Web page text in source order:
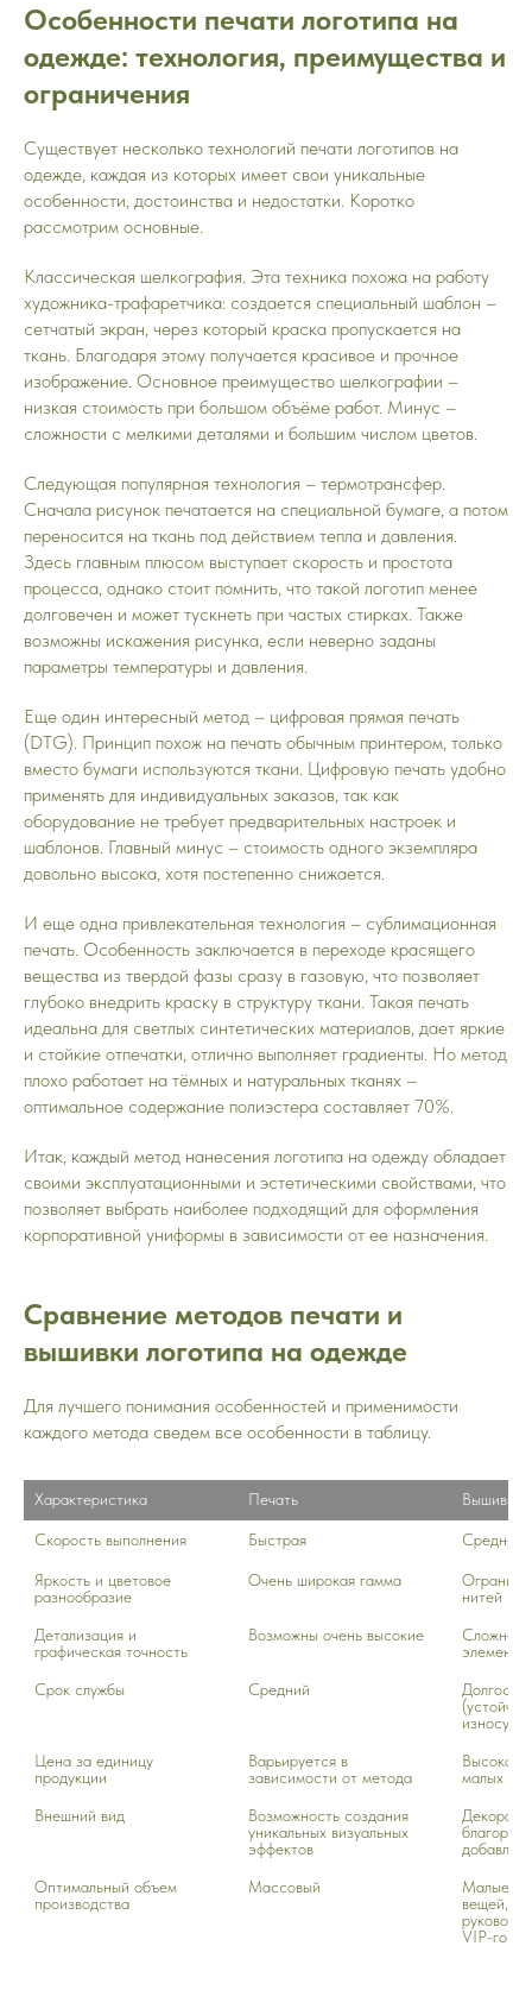
Особенности печати логотипа на
одежде: технология, преимущества и
ограничения
Существует несколько технологий печати логотипов на
одежде, каждая из которых имеет свои уникальные
особенности, достоинства и недостатки. Коротко
рассмотрим основные.
Классическая шелкография. Эта техника похожа на работу
художника-трафаретчика: создается специальный шаблон –
сетчатый экран, через который краска пропускается на
ткань. Благодаря этому получается красивое и прочное
изображение. Основное преимущество шелкографии –
низкая стоимость при большом объёме работ. Минус –
сложности с мелкими деталями и большим числом цветов.
Следующая популярная технология – термотрансфер.
Сначала рисунок печатается на специальной бумаге, а потом
переносится на ткань под действием тепла и давления.
Здесь главным плюсом выступает скорость и простота
процесса, однако стоит помнить, что такой логотип менее
долговечен и может тускнеть при частых стирках. Также
возможны искажения рисунка, если неверно заданы
параметры температуры и давления.
Еще один интересный метод – цифровая прямая печать
(DTG). Принцип похож на печать обычным принтером, только
вместо бумаги используются ткани. Цифровую печать удобно
применять для индивидуальных заказов, так как
оборудование не требует предварительных настроек и
шаблонов. Главный минус – стоимость одного экземпляра
довольно высока, хотя постепенно снижается.
И еще одна привлекательная технология – сублимационная
печать. Особенность заключается в переходе красящего
вещества из твердой фазы сразу в газовую, что позволяет
глубоко внедрить краску в структуру ткани. Такая печать
идеальна для светлых синтетических материалов, дает яркие
и стойкие отпечатки, отлично выполняет градиенты. Но метод
плохо работает на тёмных и натуральных тканях –
оптимальное содержание полиэстера составляет 70%.
Итак, каждый метод нанесения логотипа на одежду обладает
своими эксплуатационными и эстетическими свойствами, что
позволяет выбрать наиболее подходящий для оформления
корпоративной униформы в зависимости от ее назначения.
Сравнение методов печати и
вышивки логотипа на одежде
Для лучшего понимания особенностей и применимости
каждого метода сведем все особенности в таблицу.
Характеристика Печать Вышивка
Средняя
Яркость и цветовое
разнообразие
Очень широкая гамма
нитей
Детализация и
графическая точность
Возможны очень высокие
Сложно
Срок службы
Средний
износу)
Цена за единицу
продукции
Варьируется в
зависимости от метода
Высокая,
малых
Внешний вид
Возможность создания
уникальных визуальных
эффектов
Оптимальный объем
производства
Массовый
Малые
вещей,
VIP-